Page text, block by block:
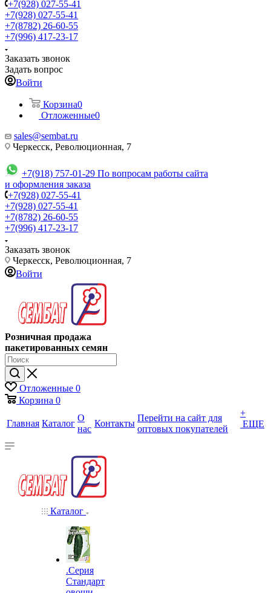
+7(928) 027-55-41
+7(928) 027-55-41
+7(8782) 26-60-55
+7(996) 417-23-17
Заказать звонок
Задать вопрос
Войти
Корзина0
Отложенные0
sales@sembat.ru
Черкесск, Революционная, 7
+7(918) 757-01-29 По вопросам работы сайта
и оформления заказа
+7(928) 027-55-41
+7(928) 027-55-41
+7(8782) 26-60-55
+7(996) 417-23-17
Заказать звонок
Черкесск, Революционная, 7
Войти
Розничная продажа
пакетированных семян
Отложенные 0
Корзина 0
Главная Каталог
О
нас
Контакты
Перейти на сайт для
оптовых покупателей
+
ЕЩЕ
Каталог
.Серия
Стандарт